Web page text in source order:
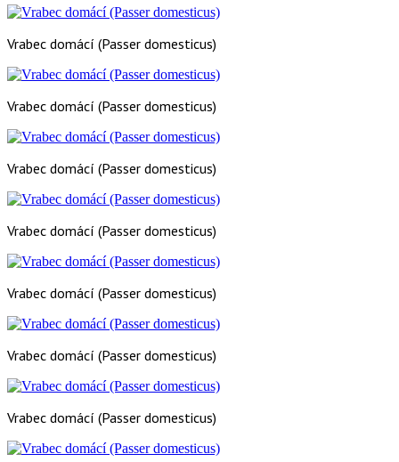
Vrabec domácí (Passer domesticus)
Vrabec domácí (Passer domesticus)
Vrabec domácí (Passer domesticus)
Vrabec domácí (Passer domesticus)
Vrabec domácí (Passer domesticus)
Vrabec domácí (Passer domesticus)
Vrabec domácí (Passer domesticus)